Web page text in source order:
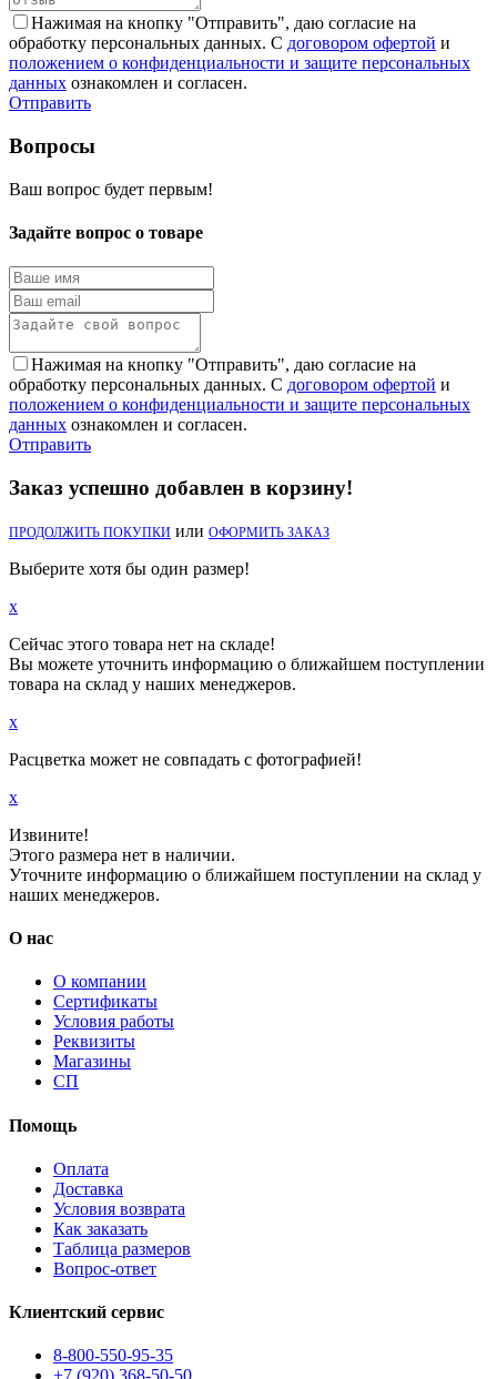
Нажимая на кнопку "Отправить", даю согласие на
обработку персональных данных. С договором офертой и
положением о конфиденциальности и защите персональных
данных ознакомлен и согласен.
Отправить
Вопросы
Ваш вопрос будет первым!
Задайте вопрос о товаре
Нажимая на кнопку "Отправить", даю согласие на
обработку персональных данных. С договором офертой и
положением о конфиденциальности и защите персональных
данных ознакомлен и согласен.
Отправить
Заказ успешно добавлен в корзину!
ПРОДОЛЖИТЬ ПОКУПКИ или ОФОРМИТЬ ЗАКАЗ
Выберите хотя бы один размер!
x
Сейчас этого товара нет на складе!
Вы можете уточнить информацию о ближайшем поступлении
товара на склад у наших менеджеров.
x
Расцветка может не совпадать с фотографией!
x
Извините!
Этого размера нет в наличии.
Уточните информацию о ближайшем поступлении на склад у
наших менеджеров.
О нас
О компании
Сертификаты
Условия работы
Реквизиты
Магазины
СП
Помощь
Оплата
Доставка
Условия возврата
Как заказать
Таблица размеров
Вопрос-ответ
Клиентский сервис
8-800-550-95-35